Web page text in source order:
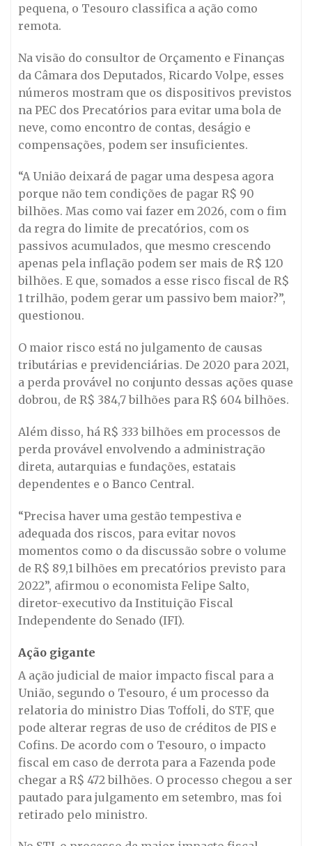
pequena, o Tesouro classifica a ação como
remota.
Na visão do consultor de Orçamento e Finanças
da Câmara dos Deputados, Ricardo Volpe, esses
números mostram que os dispositivos previstos
na PEC dos Precatórios para evitar uma bola de
neve, como encontro de contas, deságio e
compensações, podem ser insuficientes.
“A União deixará de pagar uma despesa agora
porque não tem condições de pagar R$ 90
bilhões. Mas como vai fazer em 2026, com o fim
da regra do limite de precatórios, com os
passivos acumulados, que mesmo crescendo
apenas pela inflação podem ser mais de R$ 120
bilhões. E que, somados a esse risco fiscal de R$
1 trilhão, podem gerar um passivo bem maior?”,
questionou.
O maior risco está no julgamento de causas
tributárias e previdenciárias. De 2020 para 2021,
a perda provável no conjunto dessas ações quase
dobrou, de R$ 384,7 bilhões para R$ 604 bilhões.
Além disso, há R$ 333 bilhões em processos de
perda provável envolvendo a administração
direta, autarquias e fundações, estatais
dependentes e o Banco Central.
“Precisa haver uma gestão tempestiva e
adequada dos riscos, para evitar novos
momentos como o da discussão sobre o volume
de R$ 89,1 bilhões em precatórios previsto para
2022”, afirmou o economista Felipe Salto,
diretor-executivo da Instituição Fiscal
Independente do Senado (IFI).
Ação gigante
A ação judicial de maior impacto fiscal para a
União, segundo o Tesouro, é um processo da
relatoria do ministro Dias Toffoli, do STF, que
pode alterar regras de uso de créditos de PIS e
Cofins. De acordo com o Tesouro, o impacto
fiscal em caso de derrota para a Fazenda pode
chegar a R$ 472 bilhões. O processo chegou a ser
pautado para julgamento em setembro, mas foi
retirado pelo ministro.